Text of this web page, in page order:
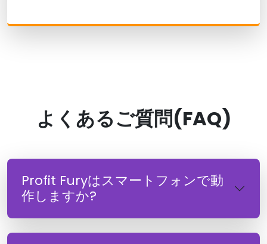
よくあるご質問(FAQ)
Profit Furyはスマートフォンで動
作しますか?